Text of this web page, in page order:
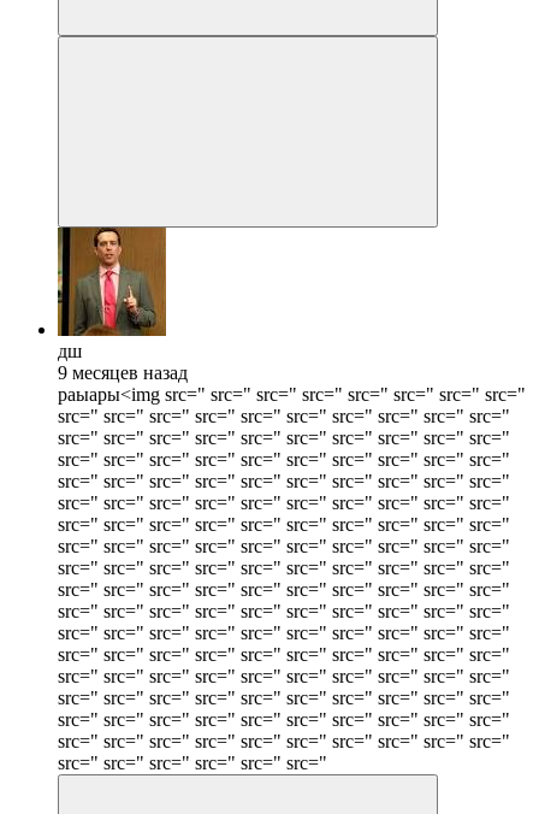
дш
9 месяцев назад
раыары<img src=" src=" src=" src=" src=" src=" src=" src="
src=" src=" src=" src=" src=" src=" src=" src=" src=" src="
src=" src=" src=" src=" src=" src=" src=" src=" src=" src="
src=" src=" src=" src=" src=" src=" src=" src=" src=" src="
src=" src=" src=" src=" src=" src=" src=" src=" src=" src="
src=" src=" src=" src=" src=" src=" src=" src=" src=" src="
src=" src=" src=" src=" src=" src=" src=" src=" src=" src="
src=" src=" src=" src=" src=" src=" src=" src=" src=" src="
src=" src=" src=" src=" src=" src=" src=" src=" src=" src="
src=" src=" src=" src=" src=" src=" src=" src=" src=" src="
src=" src=" src=" src=" src=" src=" src=" src=" src=" src="
src=" src=" src=" src=" src=" src=" src=" src=" src=" src="
src=" src=" src=" src=" src=" src=" src=" src=" src=" src="
src=" src=" src=" src=" src=" src=" src=" src=" src=" src="
src=" src=" src=" src=" src=" src=" src=" src=" src=" src="
src=" src=" src=" src=" src=" src=" src=" src=" src=" src="
src=" src=" src=" src=" src=" src=" src=" src=" src=" src="
src=" src=" src=" src=" src=" src="